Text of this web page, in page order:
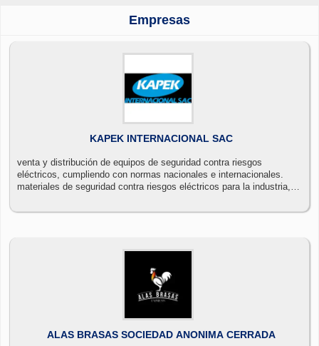
Empresas
KAPEK INTERNACIONAL SAC
venta y distribución de equipos de seguridad contra riesgos
eléctricos, cumpliendo con normas nacionales e internacionales.
materiales de seguridad contra riesgos eléctricos para la industria,
ALAS BRASAS SOCIEDAD ANONIMA CERRADA